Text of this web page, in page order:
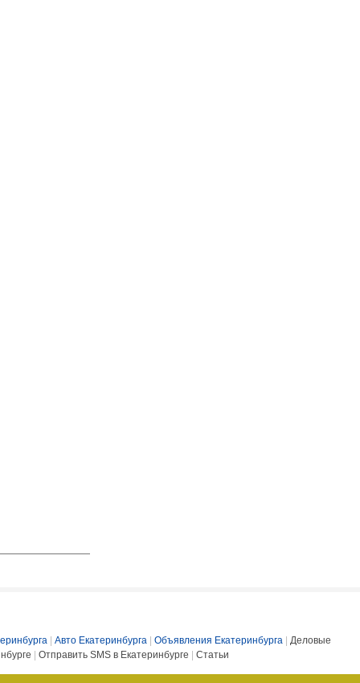
Авто Екатеринбурга Объявления Екатеринбурга
Деловые
Отправить SMS в Екатеринбурге Статьи